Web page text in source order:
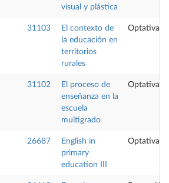
visual y plástica
31103
El contexto de
la educación en
territorios
rurales
Optativa
31102
El proceso de
enseñanza en la
escuela
multigrado
Optativa
26687
English in
primary
education III
Optativa